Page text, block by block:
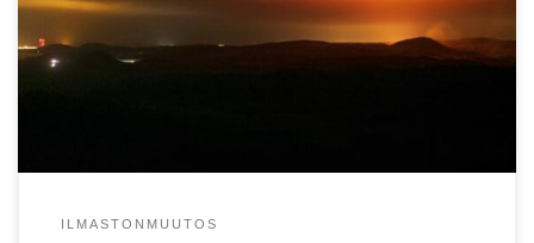
tosissaan tutkia, joskin varovasti Päästöjen vähentäminen
on onnistunut varsin kehnosti, joten dramaattisempiakin
keinoja pitää ainakin punnita. […]
ILMASTONMUUTOS